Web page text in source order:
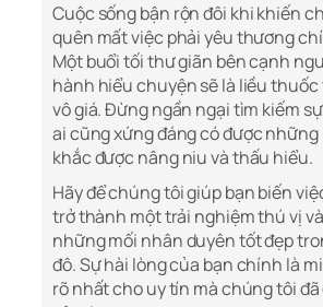
Cuộc sống bận rộn đôi khi khiến
quên mất việc phải yêu thương
Một buổi tối thư giãn bên cạnh
hành hiểu chuyện sẽ là liều
vô giá. Đừng ngần ngại tìm kiếm
ai cũng xứng đáng có được
khắc được nâng niu và thấu hiểu.
Hãy để chúng tôi giúp bạn biến
trở thành một trải nghiệm thú vị
những mối nhân duyên tốt đẹp
đô. Sự hài lòng của bạn chính là
rõ nhất cho uy tín mà chúng tôi